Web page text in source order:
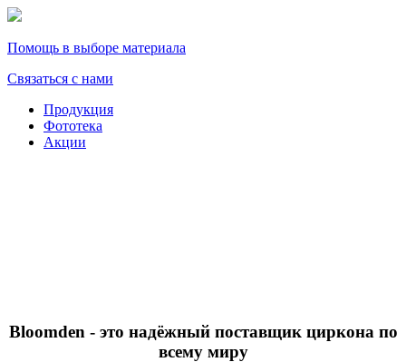
Помощь в выборе материала
Связаться с нами
Продукция
Фототека
Акции
Bloomden - это надёжный поставщик циркона по
всему миру